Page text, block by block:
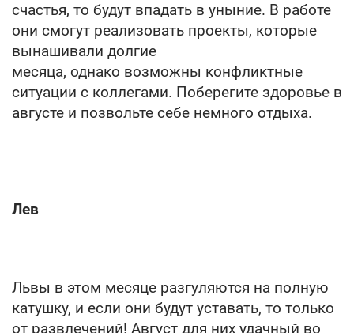
счастья, то будут впадать в уныние. В работе
они смогут реализовать проекты, которые
вынашивали долгие
месяца, однако возможны конфликтные
ситуации с коллегами. Поберегите здоровье в
августе и позвольте себе немного отдыха.
Лев
Львы в этом месяце разгуляются на полную
катушку, и если они будут уставать, то только
от развлечений! Август для них удачный во